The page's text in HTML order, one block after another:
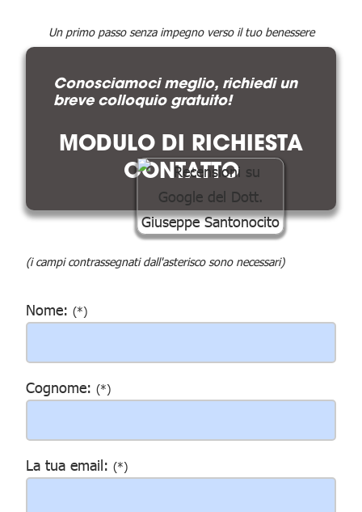
Un primo passo senza impegno verso il tuo benessere
Conosciamoci meglio, richiedi un
breve colloquio gratuito!
MODULO DI RICHIESTA
CONTATTO
(i campi contrassegnati dall'asterisco sono necessari)
Nome: (*)
Cognome: (*)
La tua email: (*)